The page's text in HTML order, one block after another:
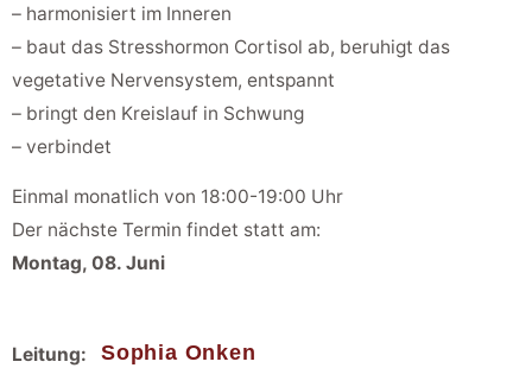
– harmonisiert im Inneren
– baut das Stresshormon Cortisol ab, beruhigt das
vegetative Nervensystem, entspannt
– bringt den Kreislauf in Schwung
– verbindet
Einmal monatlich von 18:00-19:00 Uhr
Der nächste Termin findet statt am:
Montag, 08. Juni
Leitung: Sophia Onken